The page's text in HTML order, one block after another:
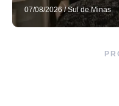
07/08/2026 / Sul de Minas